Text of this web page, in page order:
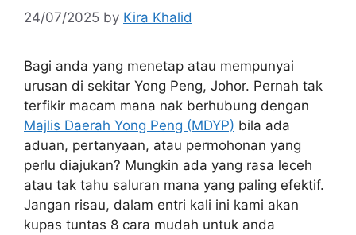
24/07/2025 by Kira Khalid
Bagi anda yang menetap atau mempunyai
urusan di sekitar Yong Peng, Johor. Pernah tak
terfikir macam mana nak berhubung dengan
Majlis Daerah Yong Peng (MDYP) bila ada
aduan, pertanyaan, atau permohonan yang
perlu diajukan? Mungkin ada yang rasa leceh
atau tak tahu saluran mana yang paling efektif.
Jangan risau, dalam entri kali ini kami akan
kupas tuntas 8 cara mudah untuk anda